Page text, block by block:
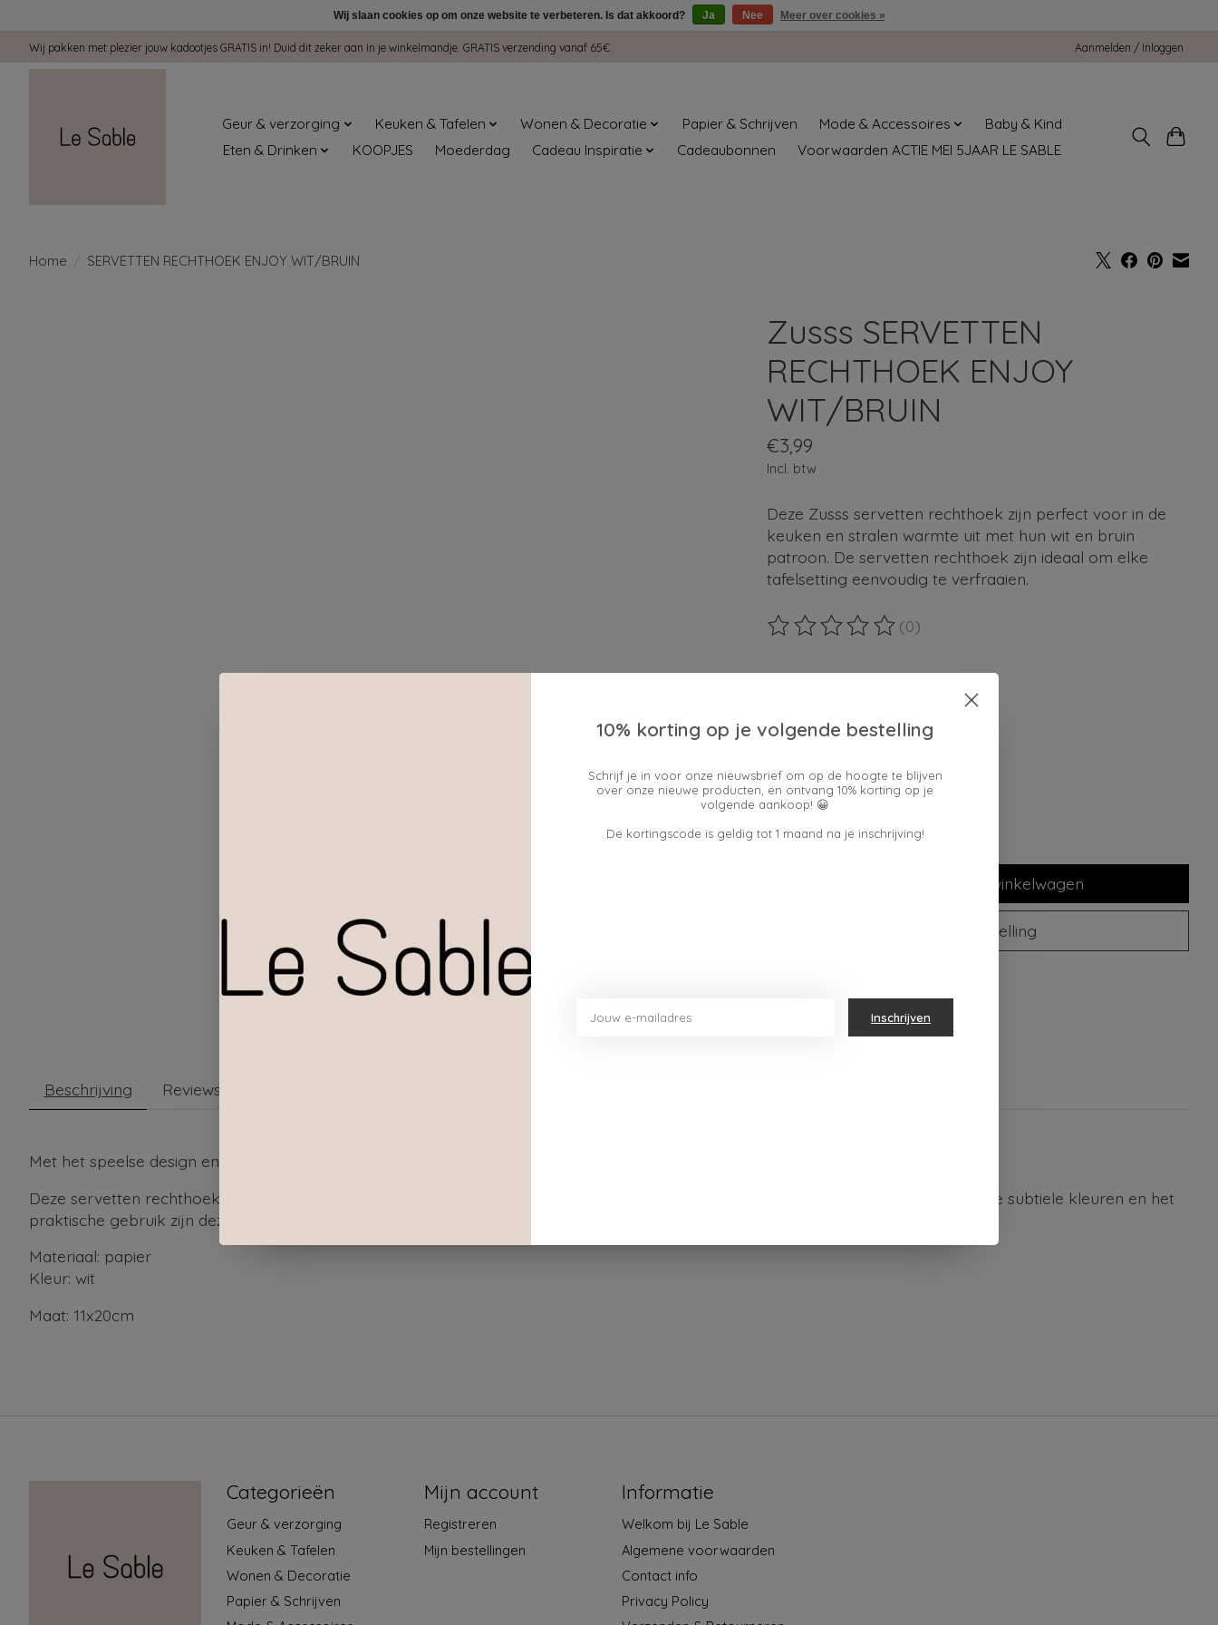
Wij pakken met plezier jouw kadootjes GRATIS in! Duid dit zeker aan in je winkelmandje. GRATIS verzending vanaf 65€. Aanmelden / Inloggen
Geur & verzorging Keuken & Tafelen Wonen & Decoratie Papier & Schrijven Mode & Accessoires
Baby & Kind
Eten & Drinken
KOOPJES Moederdag Cadeau Inspiratie Cadeaubonnen Voorwaarden ACTIE MEI 5JAAR LE SABLE
Home / SERVETTEN RECHTHOEK ENJOY WIT/BRUIN
Zusss SERVETTEN
RECHTHOEK ENJOY
WIT/BRUIN
€3,99
Incl. btw
Deze Zusss servetten rechthoek zijn perfect voor in de
keuken en stralen warmte uit met hun wit en bruin
patroon. De servetten rechthoek zijn ideaal om elke
tafelsetting eenvoudig te verfraaien.
De beoordeling van dit product is
(0)
Hoeveelheid:
Toevoegen aan winkelwagen
Plaats bestelling
Beschrijving Reviews (0)
Met het speelse design en het handige formaat maak je van iedere maaltijd een feestje.
Deze servetten rechthoek passen mooi bij basic keukenaccessoires en geven net dat beetje extra sfeer aan jouw keuken. Dankzij de subtiele kleuren en het
praktische gebruik zijn deze servetten rechthoek een fijne toevoeging aan je dagelijkse keukenritueel.
Materiaal: papier
Kleur: wit
Maat: 11x20cm
Categorieën
Geur & verzorging
Keuken & Tafelen
Wonen & Decoratie
Papier & Schrijven
Mijn account
Registreren
Mijn bestellingen
Informatie
Welkom bij Le Sable
Algemene voorwaarden
Contact info
Privacy Policy
Wij slaan cookies op om onze website te verbeteren. Is dat akkoord? Ja Nee Meer over cookies »
10% korting op je volgende bestelling
Schrijf je in voor onze nieuwsbrief om op de hoogte te blijven
over onze nieuwe producten, en ontvang 10% korting op je
volgende aankoop! 😀
De kortingscode is geldig tot 1 maand na je inschrijving!
Inschrijven